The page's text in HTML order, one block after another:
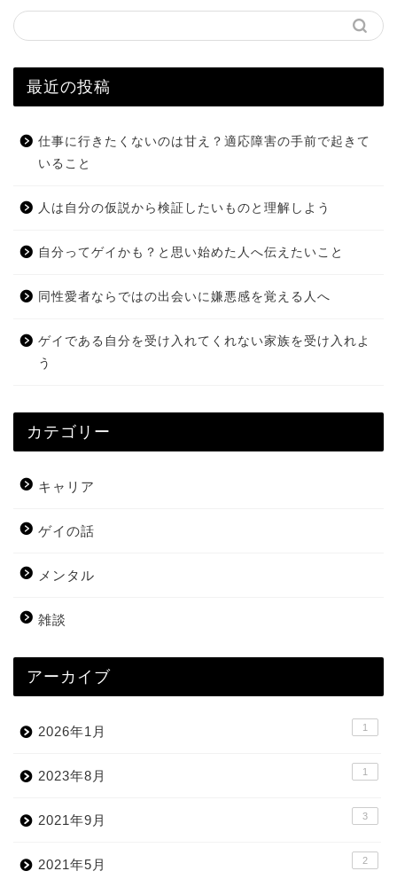
最近の投稿
仕事に行きたくないのは甘え？適応障害の手前で起きて
いること
人は自分の仮説から検証したいものと理解しよう
自分ってゲイかも？と思い始めた人へ伝えたいこと
同性愛者ならではの出会いに嫌悪感を覚える人へ
ゲイである自分を受け入れてくれない家族を受け入れよ
う
カテゴリー
キャリア
ゲイの話
メンタル
雑談
アーカイブ
2026年1月 1
2023年8月 1
2021年9月 3
2021年5月 2